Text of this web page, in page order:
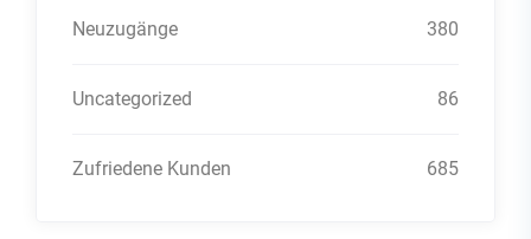
Neuzugänge 380
Uncategorized 86
Zufriedene Kunden 685